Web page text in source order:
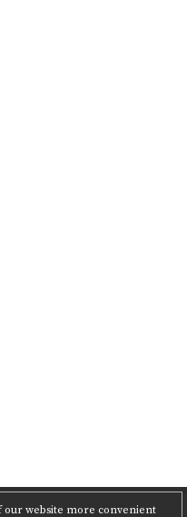
our website more convenient